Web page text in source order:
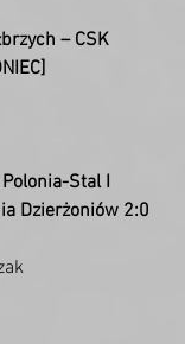
– CSK
Stal I
Dzierżoniów 2:0